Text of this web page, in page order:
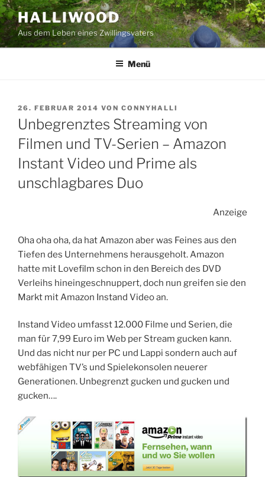
Zum
Inhalt
springen
HALLIWOOD
Aus dem Leben eines Zwillingsvaters
Menü
VERÖFFENTLICHT
AM
26. FEBRUAR 2014 VON CONNYHALLI
Unbegrenztes Streaming von
Filmen und TV-Serien – Amazon
Instant Video und Prime als
unschlagbares Duo
Anzeige
Oha oha oha, da hat Amazon aber was Feines aus den
Tiefen des Unternehmens herausgeholt. Amazon
hatte mit Lovefilm schon in den Bereich des DVD
Verleihs hineingeschnuppert, doch nun greifen sie den
Markt mit Amazon Instand Video an.
Instand Video umfasst 12.000 Filme und Serien, die
man für 7,99 Euro im Web per Stream gucken kann.
Und das nicht nur per PC und Lappi sondern auch auf
webfähigen TV’s und Spielekonsolen neuerer
Generationen. Unbegrenzt gucken und gucken und
gucken….